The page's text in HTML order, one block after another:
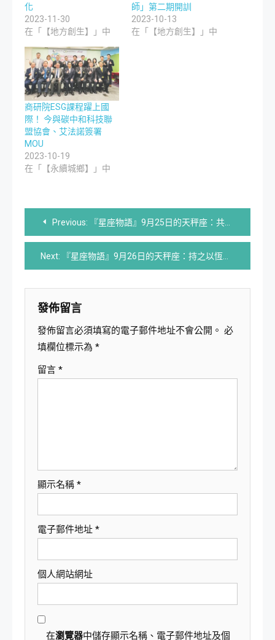
化
2023-11-30
在「【地方創生】」中
師」第二期開訓
2023-10-13
在「【地方創生】」中
商研院ESG課程躍上國
際！ 今與碳中和科技聯
盟協會、艾法諾簽署
MOU
2023-10-19
在「【永續城鄉】」中
文
章
導
覽
Previous: 『星座物語』9月25日的天秤座：共生的諷刺者
Next: 『星座物語』9月26日的天秤座：持之以恆者
發佈留言
發佈留言必須填寫的電子郵件地址不會公開。 必
填欄位標示為 *
留言 *
顯示名稱 *
電子郵件地址 *
個人網站網址
在瀏覽器中儲存顯示名稱、電子郵件地址及個